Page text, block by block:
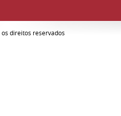
direitos reservados